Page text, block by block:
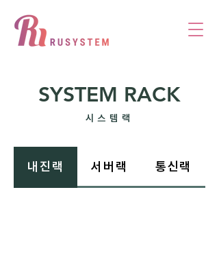
SYSTEM RACK
시스템랙
내진랙 서버랙 통신랙